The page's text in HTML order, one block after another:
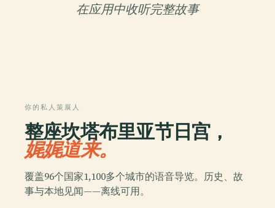
在应用中收听完整故事
你的私人策展人
整座坎塔布里亚节日宫，
娓娓道来。
覆盖96个国家1,100多个城市的语音导览。历史、故
事与本地见闻——离线可用。